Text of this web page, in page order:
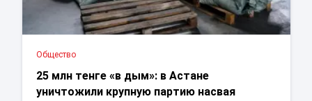
Общество
25 млн тенге «в дым»: в Астане
уничтожили крупную партию насвая